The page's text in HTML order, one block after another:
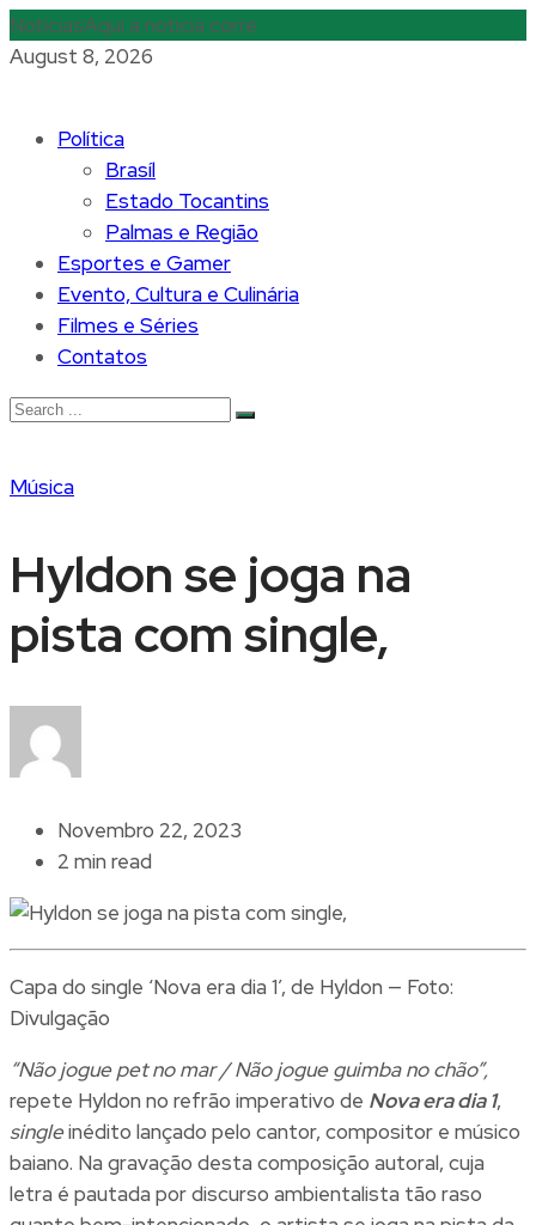
NotíciasAqui a notícia corre
August 8, 2026
Política
Brasíl
Estado Tocantins
Palmas e Região
Esportes e Gamer
Evento, Cultura e Culinária
Filmes e Séries
Contatos
Música
Hyldon se joga na
pista com single,
Novembro 22, 2023
2 min read
Capa do single ‘Nova era dia 1’, de Hyldon — Foto:
Divulgação
“Não jogue pet no mar / Não jogue guimba no chão”,
repete Hyldon no refrão imperativo de Nova era dia 1,
singleinédito lançado pelo cantor, compositor e músico
baiano. Na gravação desta composição autoral, cuja
letra é pautada por discurso ambientalista tão raso